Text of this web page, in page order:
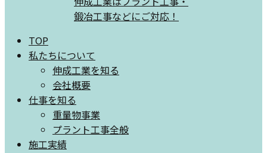
TOP
私たちについて
伸成工業を知る
会社概要
仕事を知る
重量物事業
プラント工事全般
施工実績